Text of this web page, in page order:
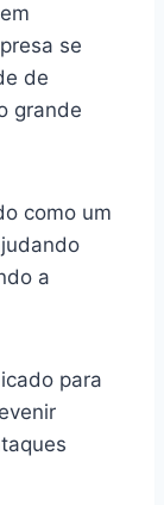
se
de
grande
como um
a
para